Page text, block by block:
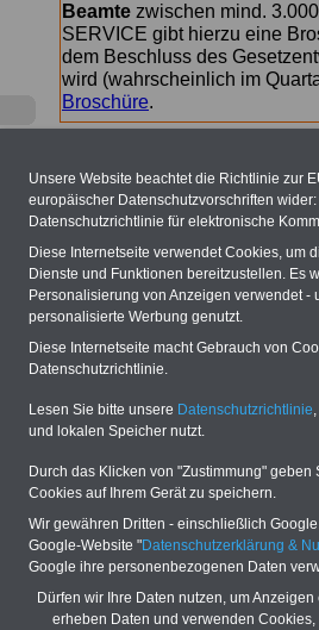
Beamte zwischen mind.
SERVICE gibt hierzu eine
dem Beschluss des
wird (wahrscheinlich im
Broschüre.
Sachsen:
und Ende
Unsere Website beachtet die Richtlinie zur
europäischer Datenschutzvorschriften
Datenschutzrichtlinie für elektronische
Diese Internetseite verwendet Cookies, um
Dienste und Funktionen bereitzustellen. Es
Personalisierung von Anzeigen verwendet
personalisierte Werbung genutzt.
Diese Internetseite macht Gebrauch von
Datenschutzrichtlinie.
Lesen Sie bitte unsere Datenschutzrichtlinie
und lokalen Speicher nutzt.
Durch das Klicken von "Zustimmung"
Cookies auf Ihrem Gerät zu speichern.
Wir gewähren Dritten - einschließlich
Google-Website "Datenschutzerklärung &
Google ihre personenbezogenen Daten
Dürfen wir Ihre Daten nutzen, um
erheben Daten und verwenden